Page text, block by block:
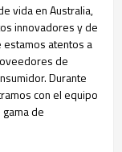
vida en Australia,
innovadores y de
estamos atentos a
de
Durante
con el equipo
de